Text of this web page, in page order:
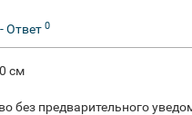
Ответ 0
см
без предварительного